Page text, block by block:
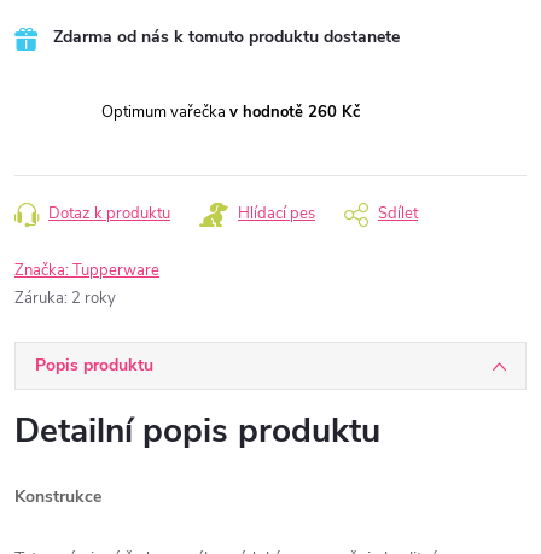
Zdarma od nás k tomuto produktu dostanete
Optimum vařečka v hodnotě 260 Kč
Dotaz k produktu Hlídací pes Sdílet
Značka:Tupperware
Záruka: 2 roky
Popis produktu
Detailní popis produktu
Konstrukce